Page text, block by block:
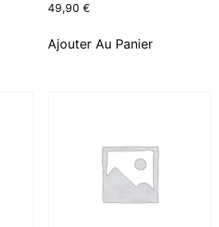
49,90 €
Ajouter Au Panier